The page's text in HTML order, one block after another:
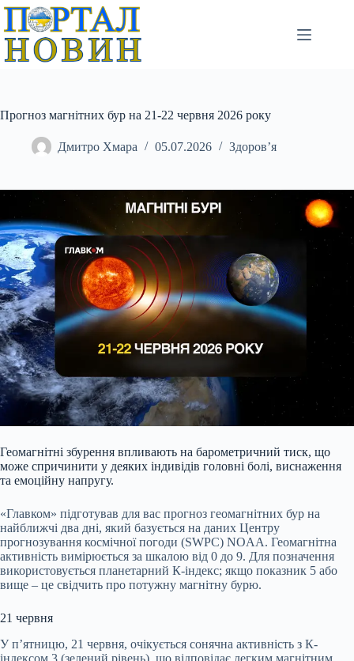
Перейти
вмісту
Прогноз магнітних бур на 21-22 червня 2026 року
Дмитро Хмара 05.07.2026 Здоров’я
Геомагнітні збурення впливають на барометричний тиск, що
може спричинити у деяких індивідів головні болі, виснаження
та емоційну напругу.
«Главком» підготував для вас прогноз геомагнітних бур на
найближчі два дні, який базується на даних Центру
прогнозування космічної погоди (SWPC) NOAA. Геомагнітна
активність вимірюється за шкалою від 0 до 9. Для позначення
використовується планетарний К-індекс; якщо показник 5 або
вище – це свідчить про потужну магнітну бурю.
21 червня
У п’ятницю, 21 червня, очікується сонячна активність з К-
індексом 3 (зелений рівень), що відповідає легким магнітним